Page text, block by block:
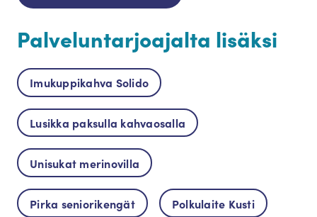
Palveluntarjoajalta lisäksi
Imukuppikahva Solido
Lusikka paksulla kahvaosalla
Unisukat merinovilla
Pirka seniorikengät Polkulaite Kusti